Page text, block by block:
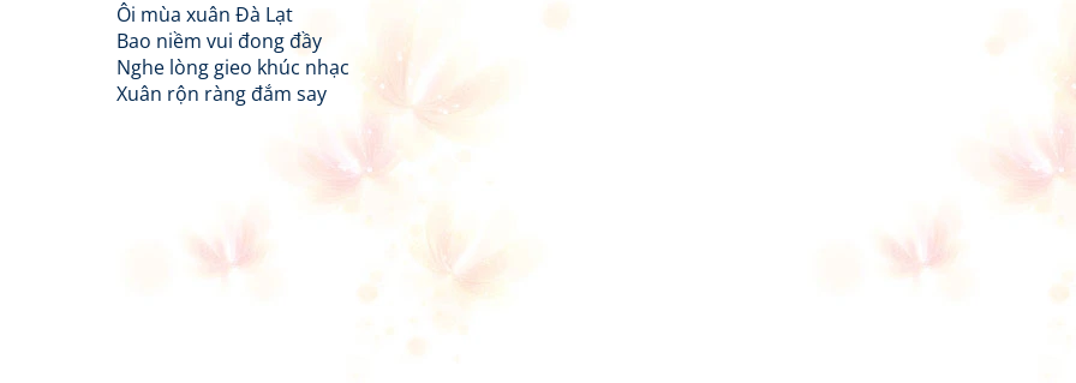
Ôi mùa xuân Đà Lạt
Bao niềm vui đong đầy
Nghe lòng gieo khúc nhạc
Xuân rộn ràng đắm say